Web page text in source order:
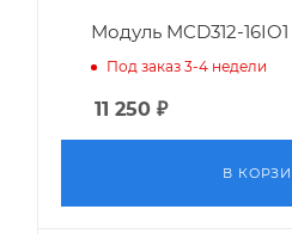
Модуль MCD312-16IO1
Под заказ 3-4 недели
11 250 ₽
В